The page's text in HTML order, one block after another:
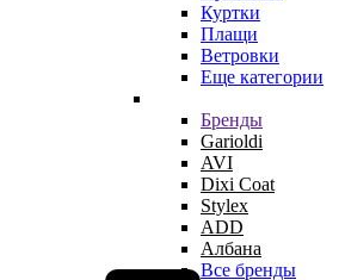
Куртки
Плащи
Ветровки
Еще категории
Бренды
Garioldi
AVI
Dixi Coat
Stylex
ADD
Албана
Все бренды